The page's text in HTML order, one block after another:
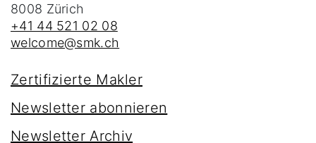
8008 Zürich
+41 44 521 02 08
welcome@smk.ch
Zertifizierte Makler
Newsletter abonnieren
Newsletter Archiv